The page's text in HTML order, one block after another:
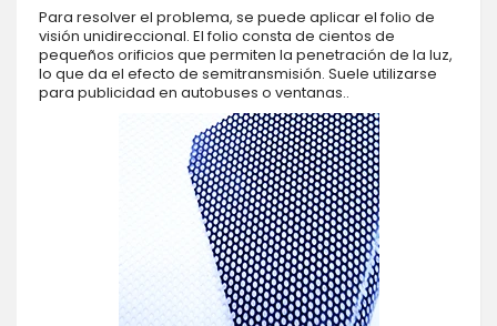
Para resolver el problema, se puede aplicar el folio de
visión unidireccional. El folio consta de cientos de
pequeños orificios que permiten la penetración de la luz,
lo que da el efecto de semitransmisión. Suele utilizarse
para publicidad en autobuses o ventanas..